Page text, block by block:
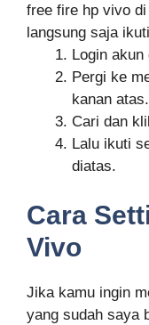
free fire hp vivo
langsung saja
Login
Pergi ke
kanan atas.
Cari dan
Lalu ikuti
diatas.
Cara
Vivo
Jika kamu ingin
yang sudah saya